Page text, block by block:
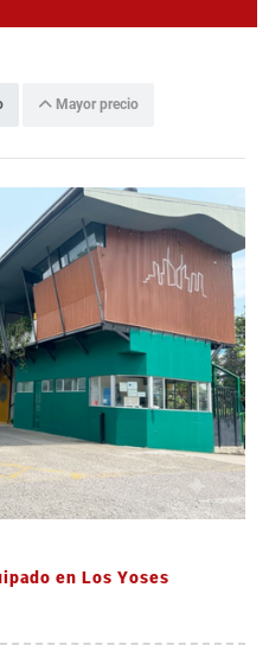
Mayor precio
en Los Yoses